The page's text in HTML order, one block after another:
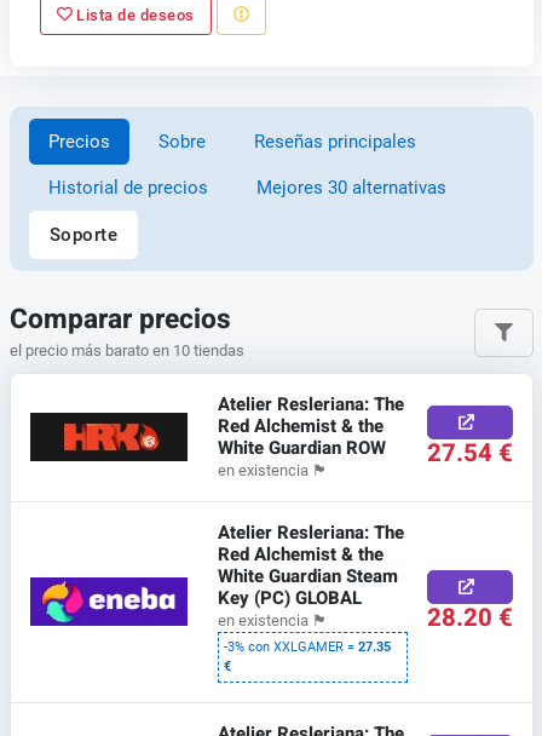
Lista de deseos
Precios Sobre Reseñas principales
Historial de precios Mejores 30 alternativas
Soporte
Comparar precios
el precio más barato en 10 tiendas
Atelier Resleriana: The
Red Alchemist & the
White Guardian ROW
en existencia 🏴 27.54 €
Atelier Resleriana: The
Red Alchemist & the
White Guardian Steam
Key (PC) GLOBAL
en existencia 🏴
-3% con XXLGAMER =27.35
€
28.20 €